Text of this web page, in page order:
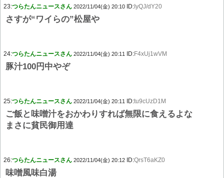
23:つらたんニュースさん 2022/11/04(金) 20:10 ID: IyQJ/dY20
さすが“ワイらの”松屋や
24:つらたんニュースさん 2022/11/04(金) 20:11 ID:F4xUj1wVM
豚汁100円中やぞ
25:つらたんニュースさん 2022/11/04(金) 20:11 ID:tu9cUzD1M
ご飯と味噌汁をおかわりすれば無限に食えるよな
まさに貧民御用達
26:つらたんニュースさん 2022/11/04(金) 20:12 ID:QrsT6aKZ0
味噌風味白湯